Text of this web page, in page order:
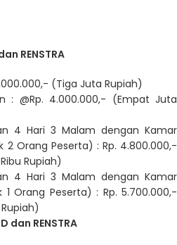
RENSTRA
(Tiga Juta Rupiah)
: @Rp. 4.000.000,- (Empat Juta
4 Hari 3 Malam dengan Kamar
2 Orang Peserta) : Rp. 4.800.000,-
Rupiah)
4 Hari 3 Malam dengan Kamar
Orang Peserta) : Rp. 5.700.000,-
dan RENSTRA